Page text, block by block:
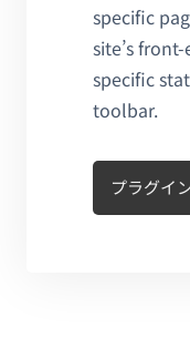
specific
site’s
specific
toolbar.
プラグイ